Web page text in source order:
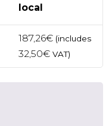
local
187,26€ (includes
32,50€ VAT)